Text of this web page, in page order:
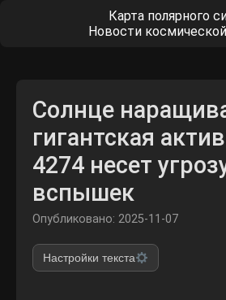
Карта полярного
Новости
Солнце
гигантская
4274 несет
вспышек
Опубликовано: 2025-11-07
Настройки текста